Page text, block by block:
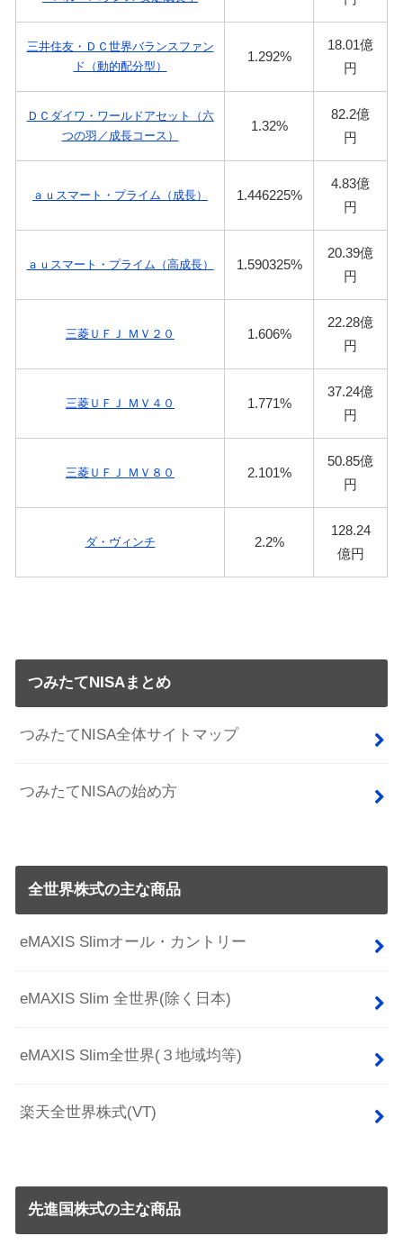
三井住友・ＤＣ世界バランスファン
ド（動的配分型）
1.292%
18.01億
円
ＤＣダイワ・ワールドアセット（六
つの羽／成長コース）
1.32%
82.2億
円
ａｕスマート・プライム（成長） 1.446225%
4.83億
円
ａｕスマート・プライム（高成長） 1.590325%
20.39億
円
三菱ＵＦＪ ＭＶ２０ 1.606%
22.28億
円
三菱ＵＦＪ ＭＶ４０ 1.771%
37.24億
円
三菱ＵＦＪ ＭＶ８０ 2.101%
50.85億
円
ダ・ヴィンチ 2.2%
128.24
億円
つみたてNISAまとめ
つみたてNISA全体サイトマップ
つみたてNISAの始め方
全世界株式の主な商品
eMAXIS Slimオール・カントリー
eMAXIS Slim 全世界(除く日本)
eMAXIS Slim全世界(３地域均等)
楽天全世界株式(VT)
先進国株式の主な商品